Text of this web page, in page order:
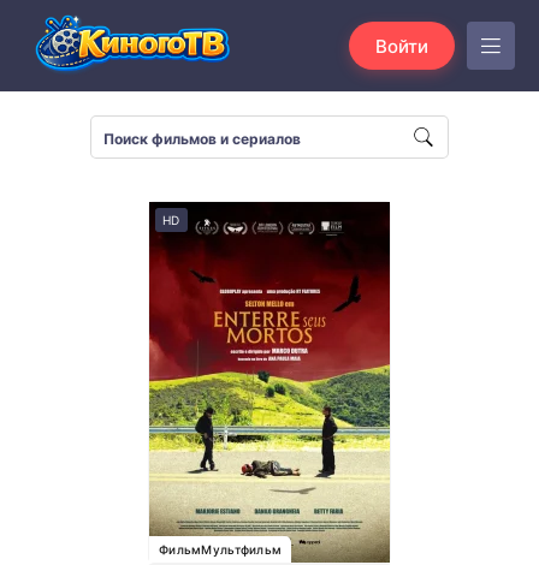
Войти
HD
ФильмМультфильм